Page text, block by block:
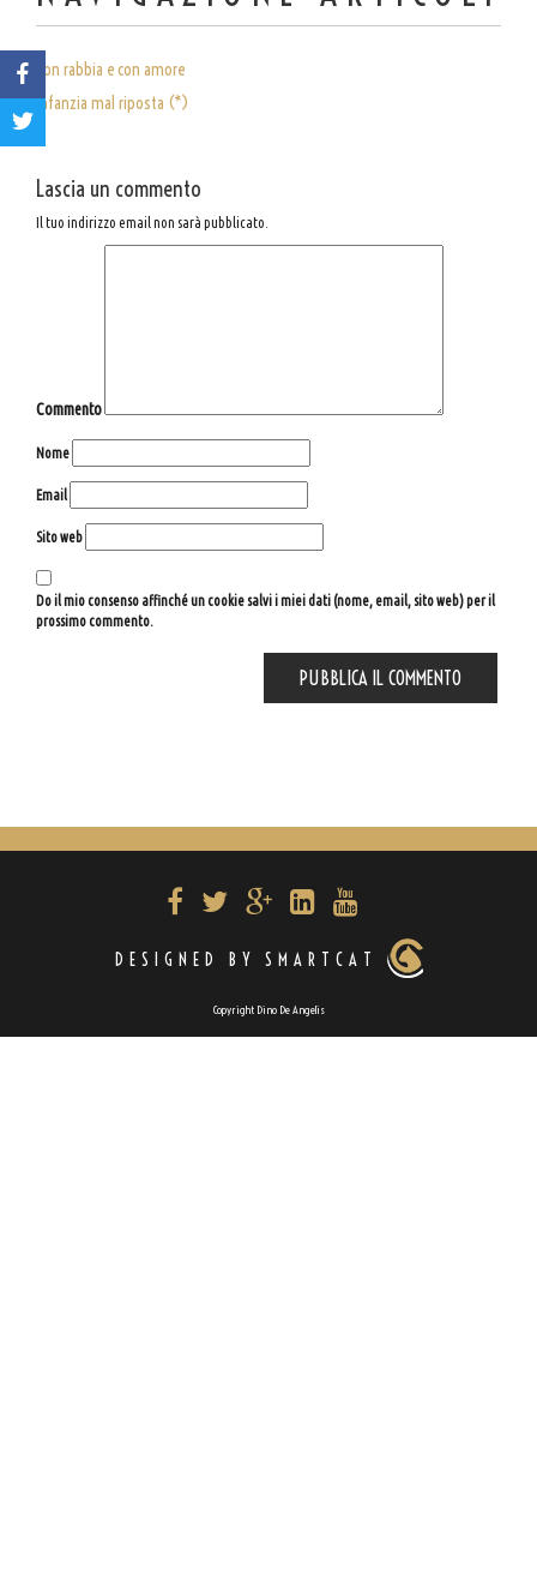
Con rabbia e con amore
Infanzia mal riposta (*)
Lascia un commento
Il tuo indirizzo email non sarà pubblicato.
Commento
Nome
Email
Sito web
Do il mio consenso affinché un cookie salvi i miei dati (nome, email, sito web) per il
prossimo commento.
DESIGNED BY SMARTCAT
Copyright Dino De Angelis